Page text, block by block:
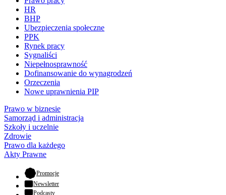
HR
BHP
Ubezpieczenia społeczne
PPK
Rynek pracy
Sygnaliści
Niepełnosprawność
Dofinansowanie do wynagrodzeń
Orzeczenia
Nowe uprawnienia PIP
Prawo w biznesie
Samorząd i administracja
Szkoły i uczelnie
Zdrowie
Prawo dla każdego
Akty Prawne
Promocje- otwiera się w nowej karcie
Newsletter
Podcasty